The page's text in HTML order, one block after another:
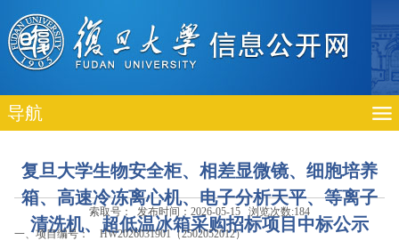
导航
复旦大学生物安全柜、相差显微镜、细胞培养
箱、高速冷冻离心机、电子分析天平、等离子
清洗机、超低温冰箱采购招标项目中标公示
索取号： 发布时间：2026-05-15 浏览次数:184
一、项目编号：
HW2026031901（2502052012）